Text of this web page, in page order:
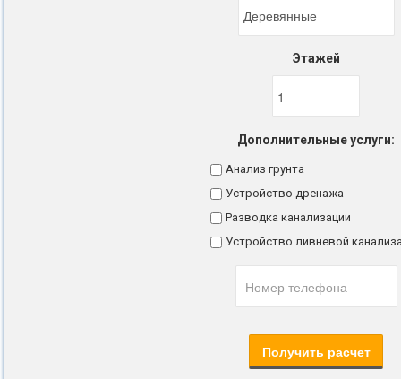
Этажей
Дополнительные услуги:
Анализ грунта
Устройство дренажа
Разводка канализации
Устройство ливневой